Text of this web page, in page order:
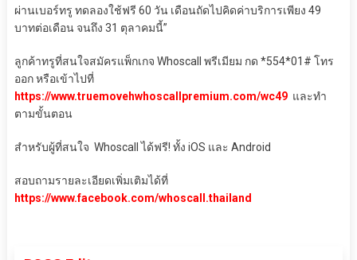
ผ่านเบอร์ทรู ทดลองใช้ฟรี 60 วัน เดือนถัดไปคิดค่าบริการเพียง 49
บาทต่อเดือน จนถึง 31 ตุลาคมนี้”
ลูกค้าทรูที่สนใจสมัครแพ็กเกจ Whoscall พรีเมียม กด *554*01# โทร
ออก หรือเข้าไปที่
https://www.truemovehwhoscallpremium.com/wc49และทำ
ตามขั้นตอน
สำหรับผู้ที่สนใจ Whoscall ได้ฟรี! ทั้ง iOS และ Android
สอบถามรายละเอียดเพิ่มเติมได้ที่
https://www.facebook.com/whoscall.thailand